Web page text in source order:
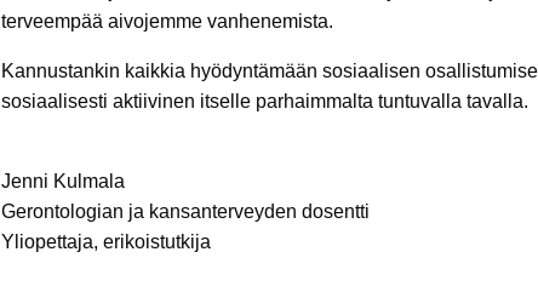
terveempää aivojemme vanhenemista.
Kannustankin kaikkia hyödyntämään sosiaalisen
sosiaalisesti aktiivinen itselle parhaimmalta tuntuvalla tavalla.
Jenni Kulmala
Gerontologian ja kansanterveyden dosentti
Yliopettaja, erikoistutkija